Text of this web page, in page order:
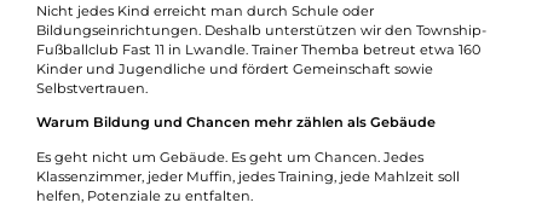
Nicht jedes Kind erreicht man durch Schule oder
Bildungseinrichtungen. Deshalb unterstützen wir den Township-
Fußballclub Fast 11 in Lwandle. Trainer Themba betreut etwa 160
Kinder und Jugendliche und fördert Gemeinschaft sowie
Selbstvertrauen.
Warum Bildung und Chancen mehr zählen als Gebäude
Es geht nicht um Gebäude. Es geht um Chancen. Jedes
Klassenzimmer, jeder Muffin, jedes Training, jede Mahlzeit soll
helfen, Potenziale zu entfalten.